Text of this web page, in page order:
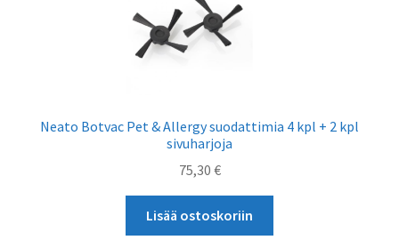
Neato Botvac Pet & Allergy suodattimia 4 kpl + 2 kpl
sivuharjoja
75,30 €
Lisää ostoskoriin